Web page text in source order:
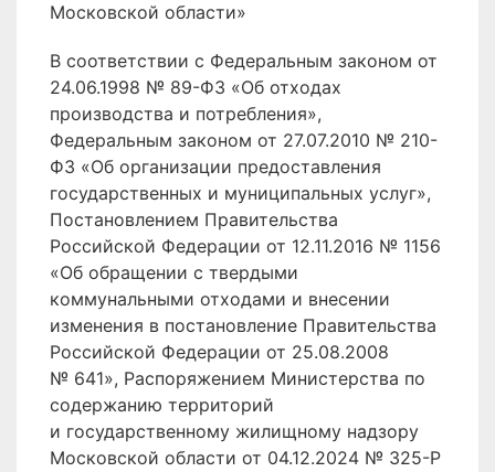
Московской области»
В соответствии с Федеральным законом от
24.06.1998 № 89-ФЗ «Об отходах
производства и потребления»,
Федеральным законом от 27.07.2010 № 210-
ФЗ «Об организации предоставления
государственных и муниципальных услуг»,
Постановлением Правительства
Российской Федерации от 12.11.2016 № 1156
«Об обращении с твердыми
коммунальными отходами и внесении
изменения в постановление Правительства
Российской Федерации от 25.08.2008
№ 641», Распоряжением Министерства по
содержанию территорий
и государственному жилищному надзору
Московской области от 04.12.2024 № 325-Р